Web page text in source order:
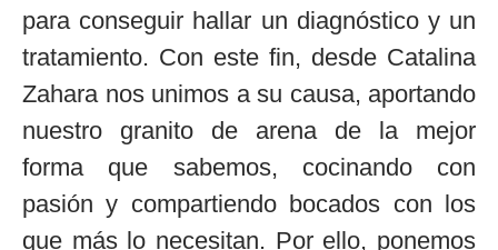
para conseguir hallar un diagnóstico y un
tratamiento. Con este fin, desde Catalina
Zahara nos unimos a su causa, aportando
nuestro granito de arena de la mejor
forma que sabemos, cocinando con
pasión y compartiendo bocados con los
que más lo necesitan. Por ello, ponemos